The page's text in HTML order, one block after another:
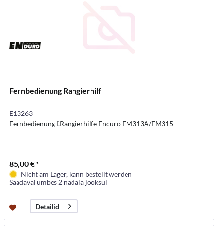
Fernbedienung Rangierhilf
E13263
Fernbedienung f.Rangierhilfe Enduro EM313A/EM315
85,00 € *
Nicht am Lager, kann bestellt werden
Saadaval umbes 2 nädala jooksul
Detailid